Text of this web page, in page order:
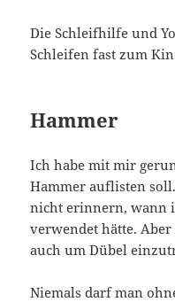
Die Schleifhilfe und
Schleifen fast zum
Hammer
Ich habe mit mir
Hammer auflisten
nicht erinnern, wann
verwendet hätte.
auch um Dübel
Niemals darf man